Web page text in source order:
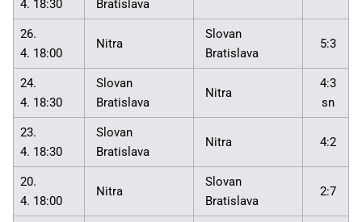
4. 18:30
Bratislava
26.
4. 18:00
Nitra
Slovan
Bratislava
5:3
24.
4. 18:30
Slovan
Bratislava
Nitra
4:3
sn
23.
4. 18:30
Slovan
Bratislava
Nitra 4:2
20.
4. 18:00
Nitra
Slovan
Bratislava
2:7